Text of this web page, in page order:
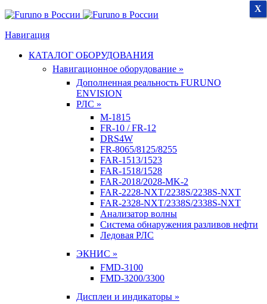
Навигация
КАТАЛОГ ОБОРУДОВАНИЯ
Навигационное оборудование »
Дополненная реальность FURUNO
ENVISION
РЛС »
M-1815
FR-10 / FR-12
DRS4W
FR-8065/8125/8255
FAR-1513/1523
FAR-1518/1528
FAR-2018/2028-MK-2
FAR-2228-NXT/2238S/2238S-NXT
FAR-2328-NXT/2338S/2338S-NXT
Анализатор волны
Система обнаружения разливов нефти
Ледовая РЛС
ЭКНИС »
FMD-3100
FMD-3200/3300
Дисплеи и индикаторы »
X
X
X